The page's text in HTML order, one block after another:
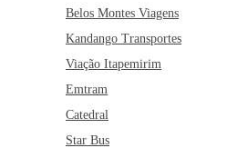
Belos Montes Viagens
Kandango Transportes
Viação Itapemirim
Emtram
Catedral
Star Bus